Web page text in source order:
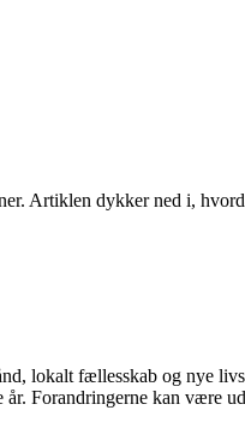
Artiklen dykker ned i,
lokalt fællesskab og nye
Forandringerne kan være